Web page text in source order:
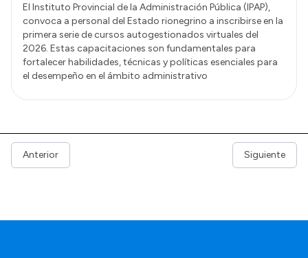
El Instituto Provincial de la Administración Pública (IPAP),
convoca a personal del Estado rionegrino a inscribirse en la
primera serie de cursos autogestionados virtuales del
2026. Estas capacitaciones son fundamentales para
fortalecer habilidades, técnicas y políticas esenciales para
el desempeño en el ámbito administrativo
Anterior Siguiente